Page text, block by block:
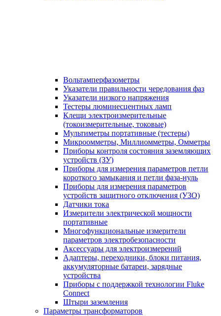
Вольтамперфазометры
Указатели правильности чередования фаз
Указатели низкого напряжения
Тестеры люминесцентных ламп
Клещи электроизмерительные
(токоизмерительные, токовые)
Мультиметры портативные (тестеры)
Микроомметры, Миллиомметры, Омметры
Приборы контроля состояния заземляющих
устройств (ЗУ)
Приборы для измерения параметров петли
короткого замыкания и петли фаза-нуль
Приборы для измерения параметров
устройств защитного отключения (УЗО)
Датчики тока
Измерители электрической мощности
портативные
Многофункциональные измерители
параметров электробезопасности
Аксессуары для электроизмерений
Адаптеры, переходники, блоки питания,
аккумуляторные батареи, зарядные
устройства
Приборы с поддержкой технологии Fluke
Connect
Штыри заземления
Параметры трансформаторов